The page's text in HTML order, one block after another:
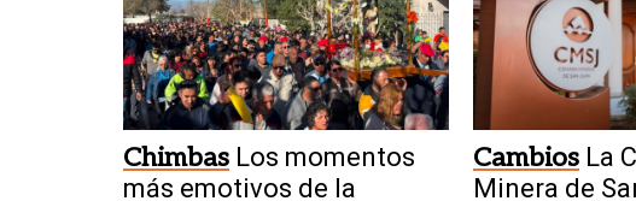
Chimbas Los momentos
más emotivos de la
Cambios La
Minera de